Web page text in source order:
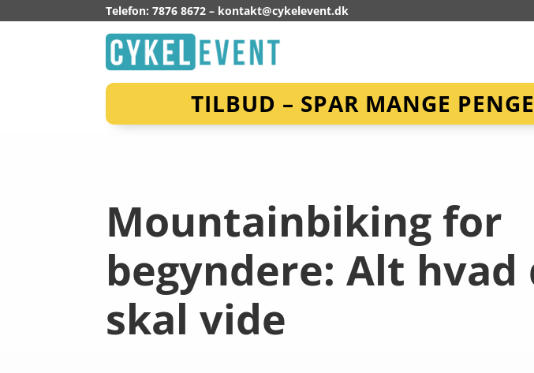
Telefon: 7876 8672 – kontakt@cykelevent.dk
TILBUD – SPAR MANGE
Mountainbiking for
begyndere: Alt hvad
skal vide